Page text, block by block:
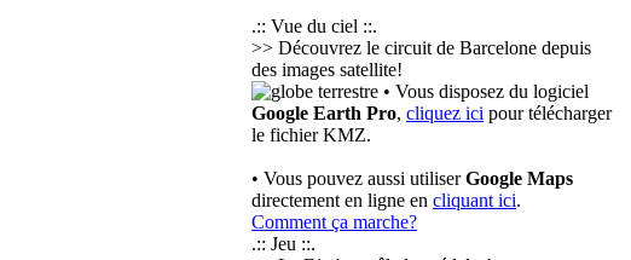
.:: Vue du ciel ::.
>> Découvrez le circuit de Barcelone depuis
des images satellite!
• Vous disposez du logiciel
Google Earth Pro, cliquez ici pour télécharger
le fichier KMZ.
• Vous pouvez aussi utiliserGoogle Maps
directement en ligne en cliquant ici.
Comment ça marche?
.:: Jeu ::.